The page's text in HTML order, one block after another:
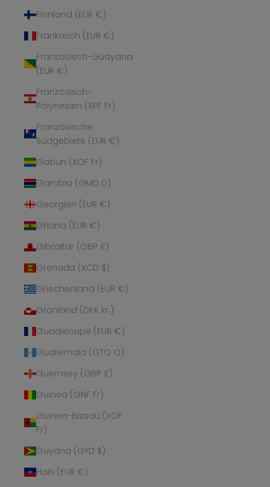
Finnland (EUR €)
Frankreich (EUR €)
Französisch-Guayana
(EUR €)
Französisch-
Polynesien (XPF Fr)
Französische
Südgebiete (EUR €)
Gabun (XOF Fr)
Gambia (GMD D)
Georgien (EUR €)
Ghana (EUR €)
Gibraltar (GBP £)
Grenada (XCD $)
Griechenland (EUR €)
Grönland (DKK kr.)
Guadeloupe (EUR €)
Guatemala (GTQ Q)
Guernsey (GBP £)
Guinea (GNF Fr)
Guinea-Bissau (XOF
Fr)
Guyana (GYD $)
Haiti (EUR €)